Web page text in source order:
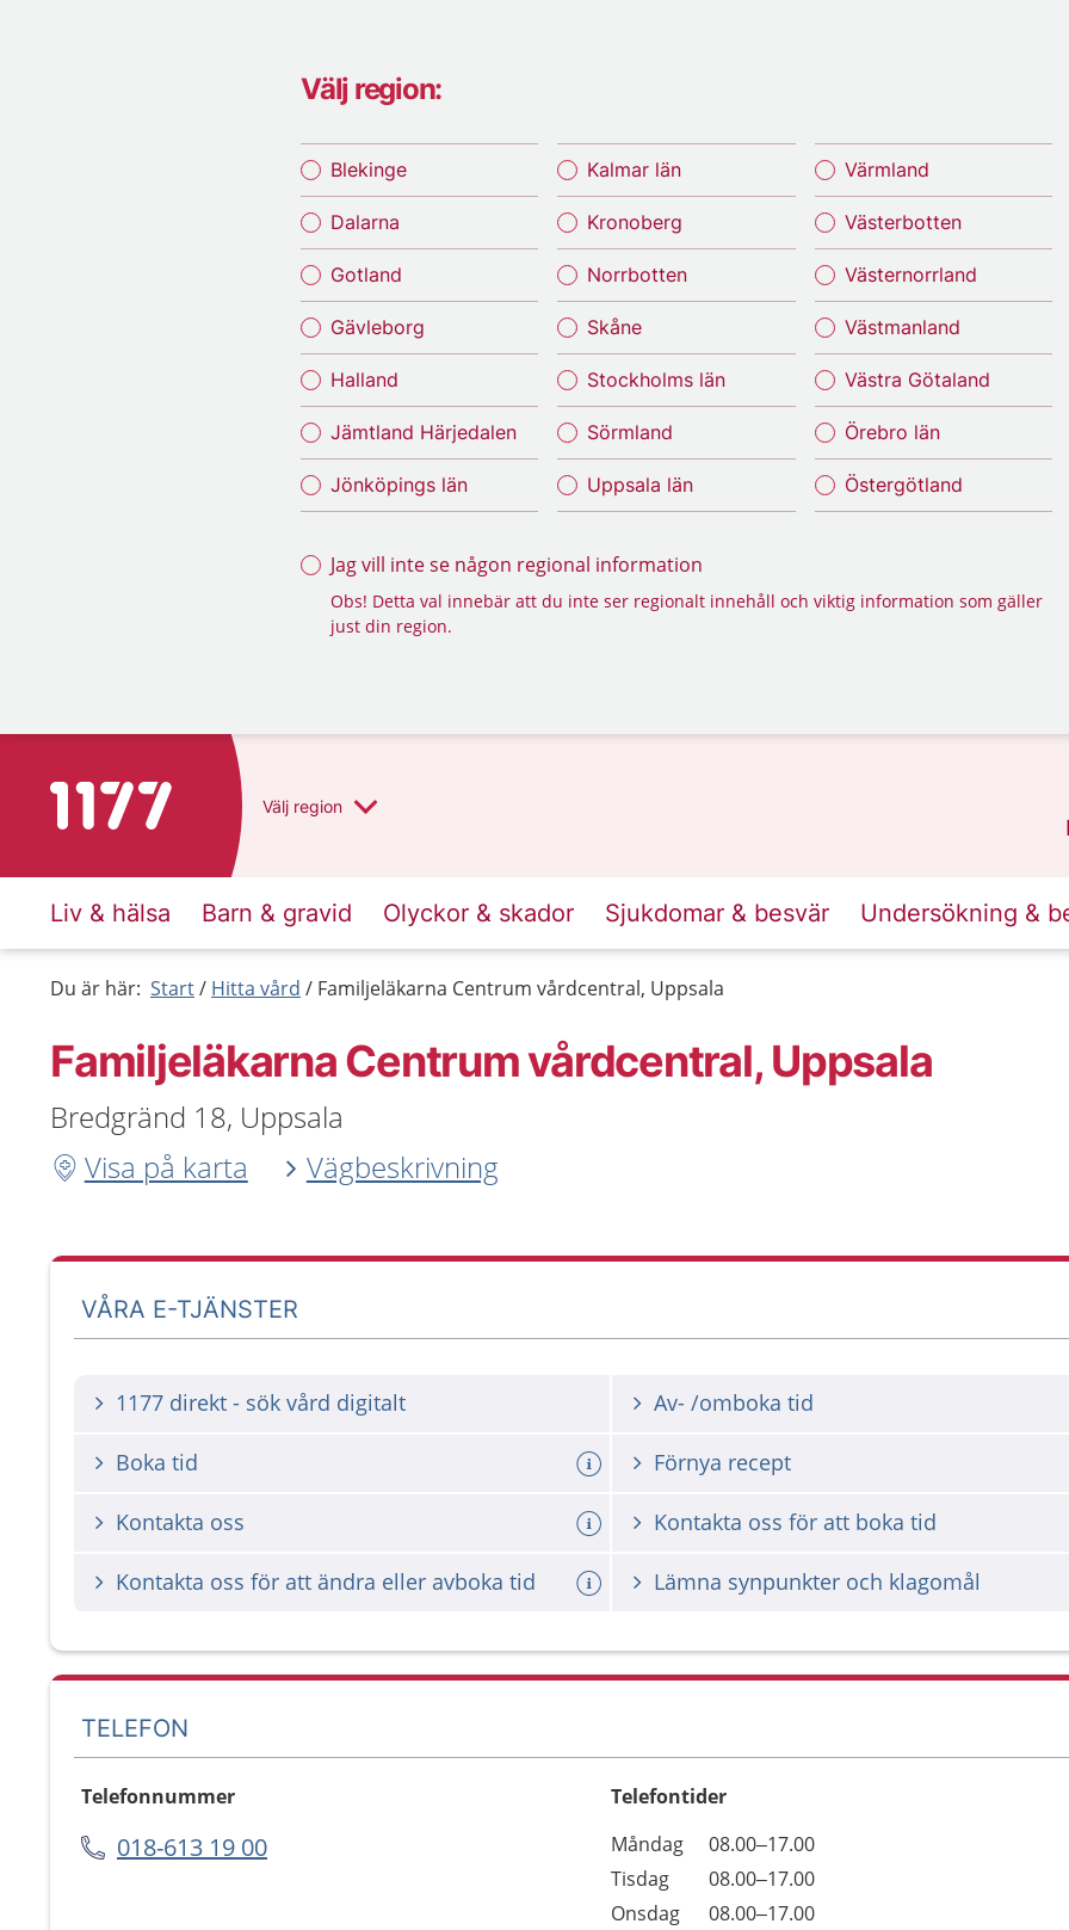
Välj region:
Blekinge
Dalarna
Gotland
Gävleborg
Halland
Jämtland Härjedalen
Jönköpings län
Kalmar län
Kronoberg
Norrbotten
Skåne
Stockholms län
Sörmland
Uppsala län
Värmland
Västerbotten
Västernorrland
Västmanland
Västra Götaland
Örebro län
Östergötland
Jag vill inte se någon regional information
Obs! Detta val innebär att du inte ser regionalt innehåll och viktig information som gäller
just din region.
Till startsidan för 1177 Välj region
Liv & hälsa Barn & gravid Olyckor & skador Sjukdomar & besvär Undersökning &
Du är här: Start Hitta vård Familjeläkarna Centrum vårdcentral, Uppsala
Familjeläkarna Centrum vårdcentral, Uppsala
Bredgränd 18, Uppsala
Visa på karta
Vägbeskrivning
VÅRA E-TJÄNSTER
1177 direkt - sök vård digitalt Av- /omboka tid
Boka tid Förnya recept
Kontakta oss Kontakta oss för att boka tid
Kontakta oss för att ändra eller avboka tid Lämna synpunkter och klagomål
TELEFON
Telefonnummer
018-613 19 00
Telefontider
Dag
Öppettider
Kommentarer
Måndag
08.00–17.00
Tisdag
08.00–17.00
Onsdag
08.00–17.00